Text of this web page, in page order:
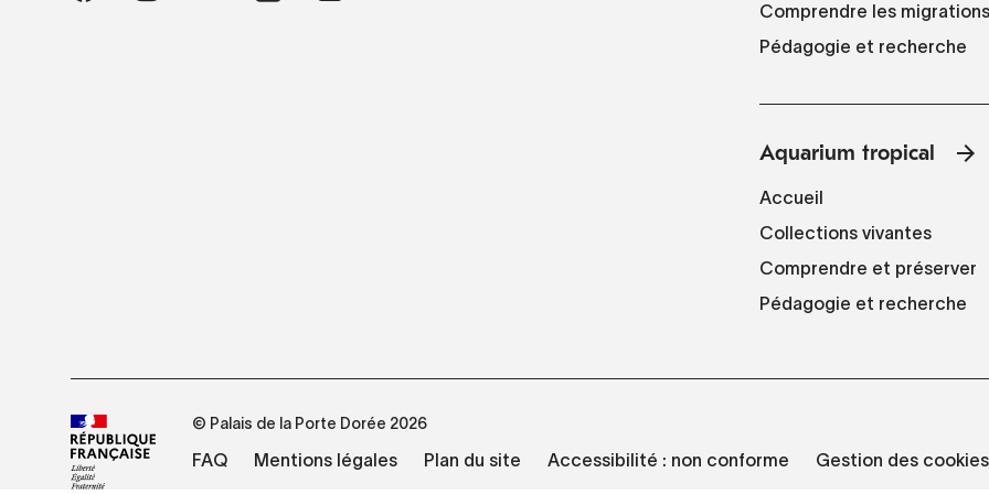
Comprendre les migrations
Pédagogie et recherche
Aquarium tropical
Accueil
Collections vivantes
Comprendre et préserver
Pédagogie et recherche
© Palais de la Porte Dorée 2026
FAQ Mentions légales Plan du site Accessibilité : non conforme Gestion des cookies